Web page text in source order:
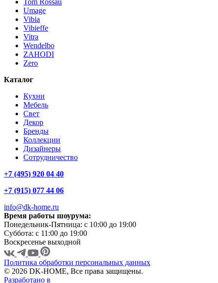
Tom Rossau
Umage
Vibia
Vibieffe
Vitra
Wendelbo
ZAHODI
Zero
Каталог
Кухни
Мебель
Свет
Декор
Бренды
Коллекции
Дизайнеры
Сотрудничество
+7 (495) 920 04 40
+7 (915) 077 44 06
info@dk-home.ru
Время работы шоурума:
Понедельник-Пятница: c 10:00 до 19:00
Суббота: c 11:00 до 19:00
Воскресенье выходной
Политика обработки персональных данных
© 2026 DK-HOME, Все права защищены.
Разработано в